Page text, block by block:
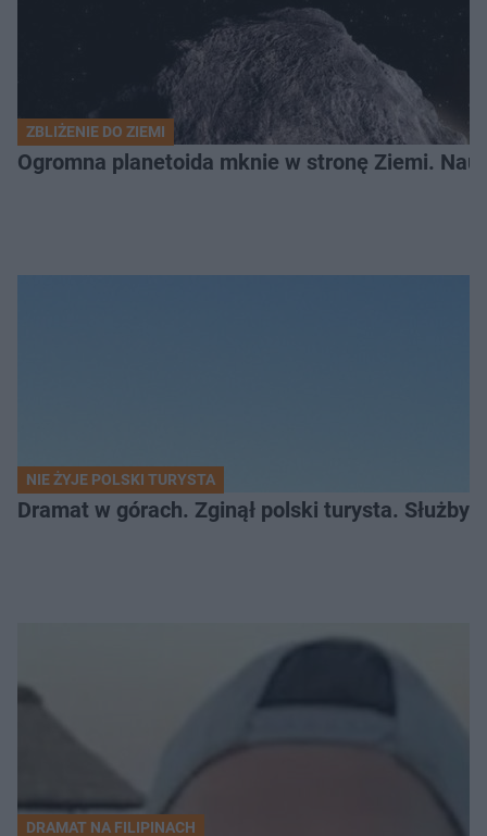
ZBLIŻENIE DO ZIEMI
Ogromna planetoida mknie w stronę Ziemi.
NIE ŻYJE POLSKI TURYSTA
Dramat w górach. Zginął polski turysta. Służby
DRAMAT NA FILIPINACH